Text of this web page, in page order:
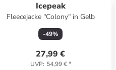
Icepeak
Fleecejacke "Colony" in Gelb
-49%
27,99 €
UVP: 54,99 €*